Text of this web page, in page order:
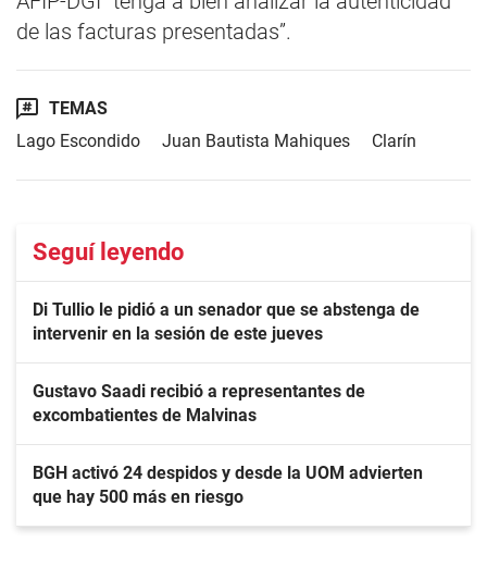
de las facturas presentadas”.
TEMAS
Lago Escondido
Juan Bautista Mahiques Clarín
Seguí leyendo
Di Tullio le pidió a un senador que se abstenga de
intervenir en la sesión de este jueves
Gustavo Saadi recibió a representantes de
excombatientes de Malvinas
BGH activó 24 despidos y desde la UOM advierten
que hay 500 más en riesgo